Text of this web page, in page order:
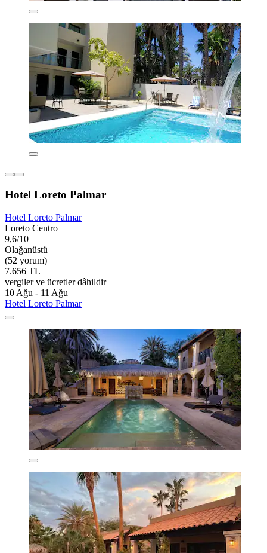
Hotel Loreto Palmar
Hotel Loreto Palmar
Loreto Centro
9,6/10
Olağanüstü
(52 yorum)
7.656 TL
vergiler ve ücretler dâhildir
10 Ağu - 11 Ağu
Hotel Loreto Palmar